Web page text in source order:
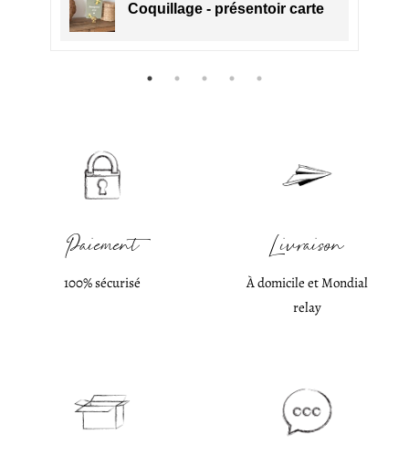
Coquillage - présentoir carte
Paiement
100% sécurisé
Livraison
À domicile et Mondial
relay